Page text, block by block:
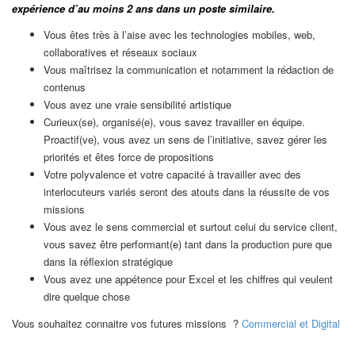
expérience d’au moins 2 ans dans un poste similaire.
Vous êtes très à l’aise avec les technologies mobiles, web,
collaboratives et réseaux sociaux
Vous maîtrisez la communication et notamment la rédaction de
contenus
Vous avez une vraie sensibilité artistique
Curieux(se), organisé(e), vous savez travailler en équipe.
Proactif(ve), vous avez un sens de l’initiative, savez gérer les
priorités et êtes force de propositions
Votre polyvalence et votre capacité à travailler avec des
interlocuteurs variés seront des atouts dans la réussite de vos
missions
Vous avez le sens commercial et surtout celui du service client,
vous savez être performant(e) tant dans la production pure que
dans la réflexion stratégique
Vous avez une appétence pour Excel et les chiffres qui veulent
dire quelque chose
Vous souhaitez connaitre vos futures missions ? Commercial et Digital